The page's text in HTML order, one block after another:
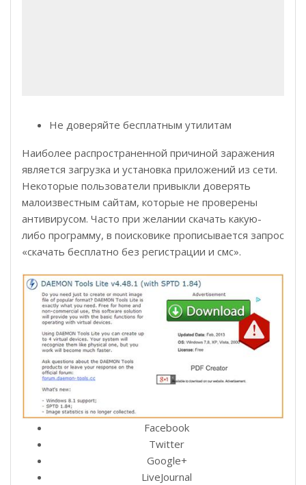
Не доверяйте бесплатным утилитам
Наиболее распространенной причиной заражения
является загрузка и установка приложений из сети.
Некоторые пользователи привыкли доверять
малоизвестным сайтам, которые не проверены
антивирусом. Часто при желании скачать какую-
либо программу, в поисковике прописывается запрос
«скачать бесплатно без регистрации и смс».
Facebook
Twitter
Google+
LiveJournal